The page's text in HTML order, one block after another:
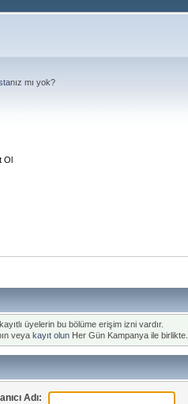
nız mı yok?
Ol
üyelerin bu bölüme erişim izni vardır.
veya kayıt olun Her Gün Kampanya ile birlikte.
Adı: